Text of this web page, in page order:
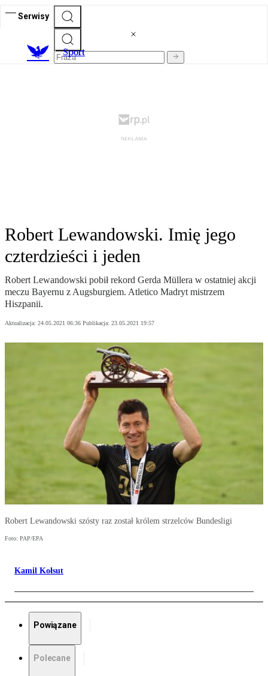
Serwisy
Sport
Robert Lewandowski. Imię jego
czterdzieści i jeden
Robert Lewandowski pobił rekord Gerda Müllera w ostatniej akcji
meczu Bayernu z Augsburgiem. Atletico Madryt mistrzem
Hiszpanii.
Aktualizacja: 24.05.2021 06:36 Publikacja: 23.05.2021 19:57
Robert Lewandowski szósty raz został królem strzelców Bundesligi
Foto: PAP/EPA
Kamil Kołsut
Powiązane
Polecane